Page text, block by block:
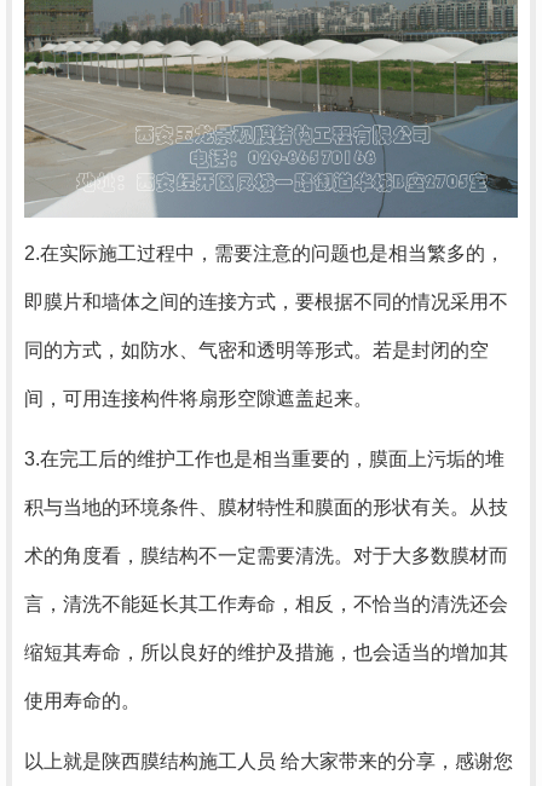
2.在实际施工过程中，需要注意的问题也是相当繁多的，
即膜片和墙体之间的连接方式，要根据不同的情况采用不
同的方式，如防水、气密和透明等形式。若是封闭的空
间，可用连接构件将扇形空隙遮盖起来。
3.在完工后的维护工作也是相当重要的，膜面上污垢的堆
积与当地的环境条件、膜材特性和膜面的形状有关。从技
术的角度看，膜结构不一定需要清洗。对于大多数膜材而
言，清洗不能延长其工作寿命，相反，不恰当的清洗还会
缩短其寿命，所以良好的维护及措施，也会适当的增加其
使用寿命的。
以上就是陕西膜结构施工人员 给大家带来的分享，感谢您